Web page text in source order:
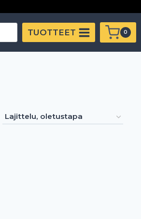
TUOTTEET 0